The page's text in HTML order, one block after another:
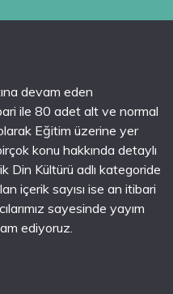
devam eden
ile 80 adet alt ve normal
Eğitim üzerine yer
konu hakkında detaylı
Din Kültürü adlı kategoride
içerik sayısı ise an itibari
sayesinde yayım
ediyoruz.